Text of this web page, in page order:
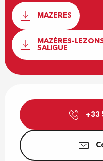
Documentación
MAZERES
MAZÈRES-
SALIGUE
Horarios y datos
+33